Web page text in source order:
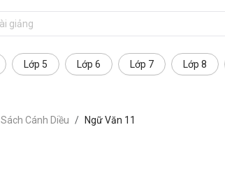
Lớp 5 Lớp 6 Lớp 7 Lớp 8
Sách Cánh Diều Ngữ Văn 11